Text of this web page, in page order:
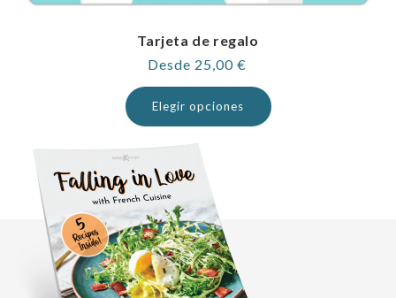
Tarjeta de regalo
Precio
habitual
Desde 25,00 €
Elegir opciones